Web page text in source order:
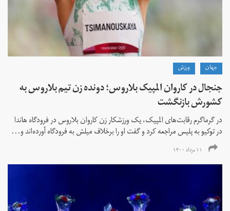
جهان ورزش
جنجال در کاروان المپیک بلاروس؛ دونده زن تیم بلاروس به
کشورش بازنگشت
در گرماگرم رقابت‌های المپیک، یک ورزشکار زن کاروان بلاروس در فرودگاه هاندا
در توکیو به پلیس مراجعه کرد و گفت او را برخلاف میلش به فرودگاه آورده‌اند و...
۱۱ مرداد ۱۴۰۰